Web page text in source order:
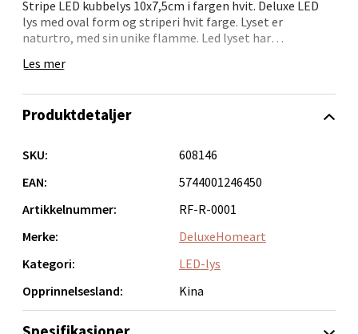
Stripe LED kubbelys 10x7,5cm i fargen hvit. Deluxe LED
lys med oval form og striperi hvit farge. Lyset er
naturtro, med sin unike flamme. Led lyset har
Kubbelyset bruker 2xAA batterier og estimert brennetid
Les mer
Produktdetaljer
SKU:
608146
EAN:
5744001246450
Artikkelnummer:
RF-R-0001
Merke:
DeluxeHomeart
Kategori:
LED-lys
Opprinnelsesland:
Kina
Narvik - Thon Senter Malmporten
Bolagsgata 1, 8514 Narvik
0 i butikk
Bergen - Oasen Senter
Folke Bernadottes vei 52, 5147 Fyllingsdalen
Åpent i dag 10-18
0 i butikk